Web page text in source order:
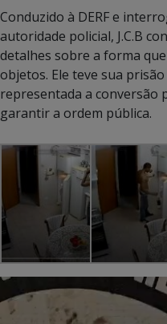
Conduzido à DERF e
autoridade policial, J.C.B
detalhes sobre a forma
objetos. Ele teve sua
representada a conversão
garantir a ordem pública.
Tocador
de